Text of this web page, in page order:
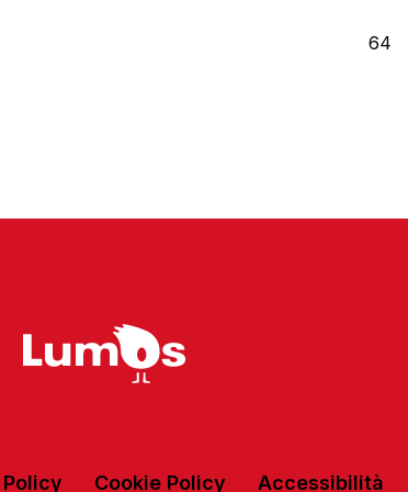
64
Cookie Policy Accessibilità